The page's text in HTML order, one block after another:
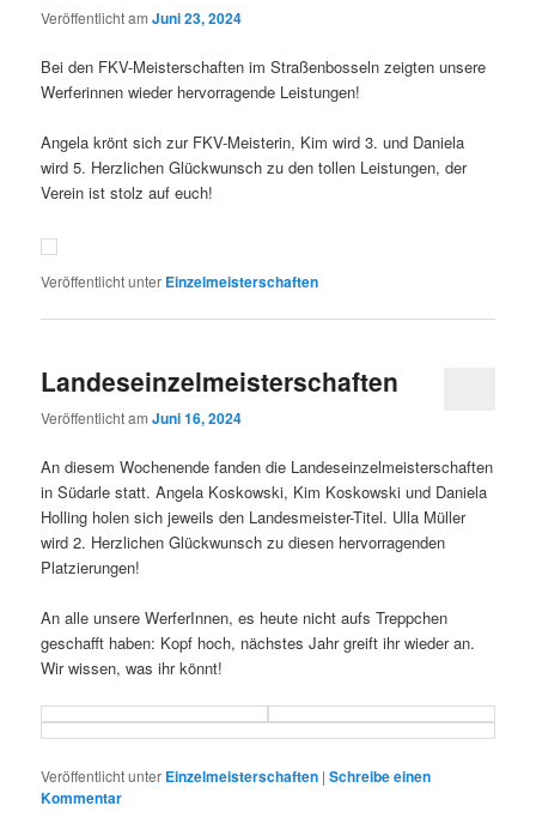
Veröffentlicht amJuni 23, 2024
Bei den FKV-Meisterschaften im Straßenbosseln zeigten unsere
Werferinnen wieder hervorragende Leistungen!
Angela krönt sich zur FKV-Meisterin, Kim wird 3. und Daniela
wird 5. Herzlichen Glückwunsch zu den tollen Leistungen, der
Verein ist stolz auf euch!
Veröffentlicht unter Einzelmeisterschaften
Landeseinzelmeisterschaften
Veröffentlicht amJuni 16, 2024
An diesem Wochenende fanden die Landeseinzelmeisterschaften
in Südarle statt. Angela Koskowski, Kim Koskowski und Daniela
Holling holen sich jeweils den Landesmeister-Titel. Ulla Müller
wird 2. Herzlichen Glückwunsch zu diesen hervorragenden
Platzierungen!
An alle unsere WerferInnen, es heute nicht aufs Treppchen
geschafft haben: Kopf hoch, nächstes Jahr greift ihr wieder an.
Wir wissen, was ihr könnt!
Veröffentlicht unter Einzelmeisterschaften |Schreibe einen
Kommentar